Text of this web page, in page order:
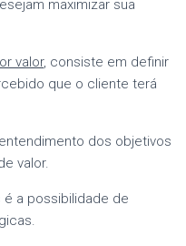
maximizar sua
valor, consiste em definir
que o cliente terá
dos objetivos
valor.
é a possibilidade de